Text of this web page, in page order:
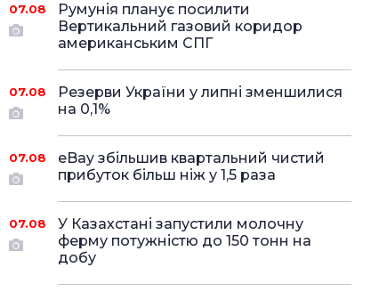
07.08
Румунія планує посилити
Вертикальний газовий коридор
американським СПГ
07.08
Резерви України у липні зменшилися
на 0,1%
07.08
eBay збільшив квартальний чистий
прибуток більш ніж у 1,5 раза
07.08
У Казахстані запустили молочну
ферму потужністю до 150 тонн на
добу